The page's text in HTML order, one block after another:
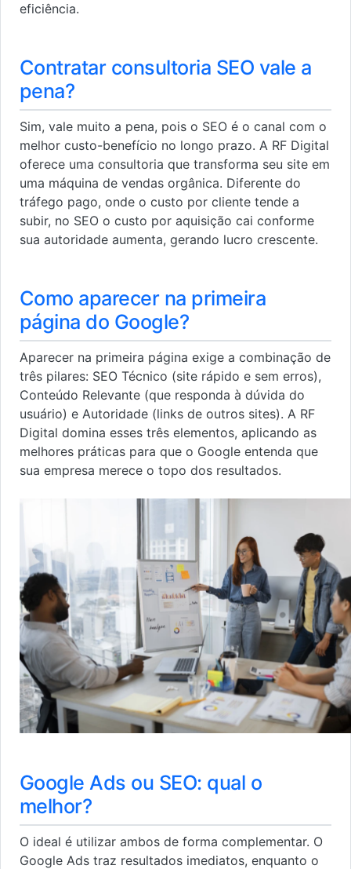
eficiência.
Contratar consultoria SEO vale a
pena?
Sim, vale muito a pena, pois o SEO é o canal com o
melhor custo-benefício no longo prazo. A RF Digital
oferece uma consultoria que transforma seu site em
uma máquina de vendas orgânica. Diferente do
tráfego pago, onde o custo por cliente tende a
subir, no SEO o custo por aquisição cai conforme
sua autoridade aumenta, gerando lucro crescente.
Como aparecer na primeira
página do Google?
Aparecer na primeira página exige a combinação de
três pilares: SEO Técnico (site rápido e sem erros),
Conteúdo Relevante (que responda à dúvida do
usuário) e Autoridade (links de outros sites). A RF
Digital domina esses três elementos, aplicando as
melhores práticas para que o Google entenda que
sua empresa merece o topo dos resultados.
Google Ads ou SEO: qual o
melhor?
O ideal é utilizar ambos de forma complementar. O
Google Ads traz resultados imediatos, enquanto o